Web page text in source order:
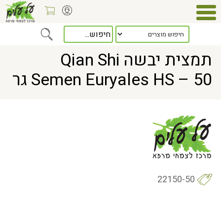
> תמצית יבשה Qian Shi Semen Euryales HS – 50 גר
תמצית יבשה Qian Shi
Semen Euryales HS – 50 גר
22150-50